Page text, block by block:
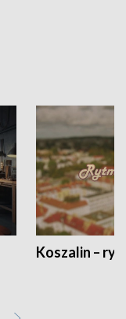
Koszalin –